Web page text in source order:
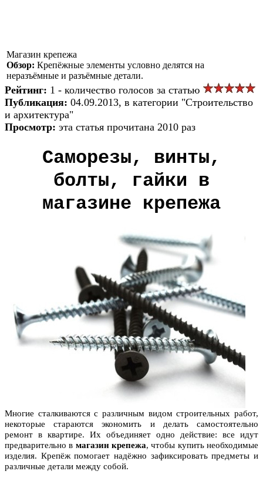
Магазин крепежа
Обзор: Крепёжные элементы условно делятся на
неразъёмные и разъёмные детали.
Рейтинг: 1 - количество голосов за статью
Публикация: 04.09.2013, в категории "Строительство
и архитектура"
Просмотр: эта статья прочитана 2010 раз
Саморезы, винты,
болты, гайки в
магазине крепежа
Многие сталкиваются с различным видом строительных работ,
некоторые стараются экономить и делать самостоятельно
ремонт в квартире. Их объединяет одно действие: все идут
предварительно в магазин крепежа, чтобы купить необходимые
изделия. Крепёж помогает надёжно зафиксировать предметы и
различные детали между собой.